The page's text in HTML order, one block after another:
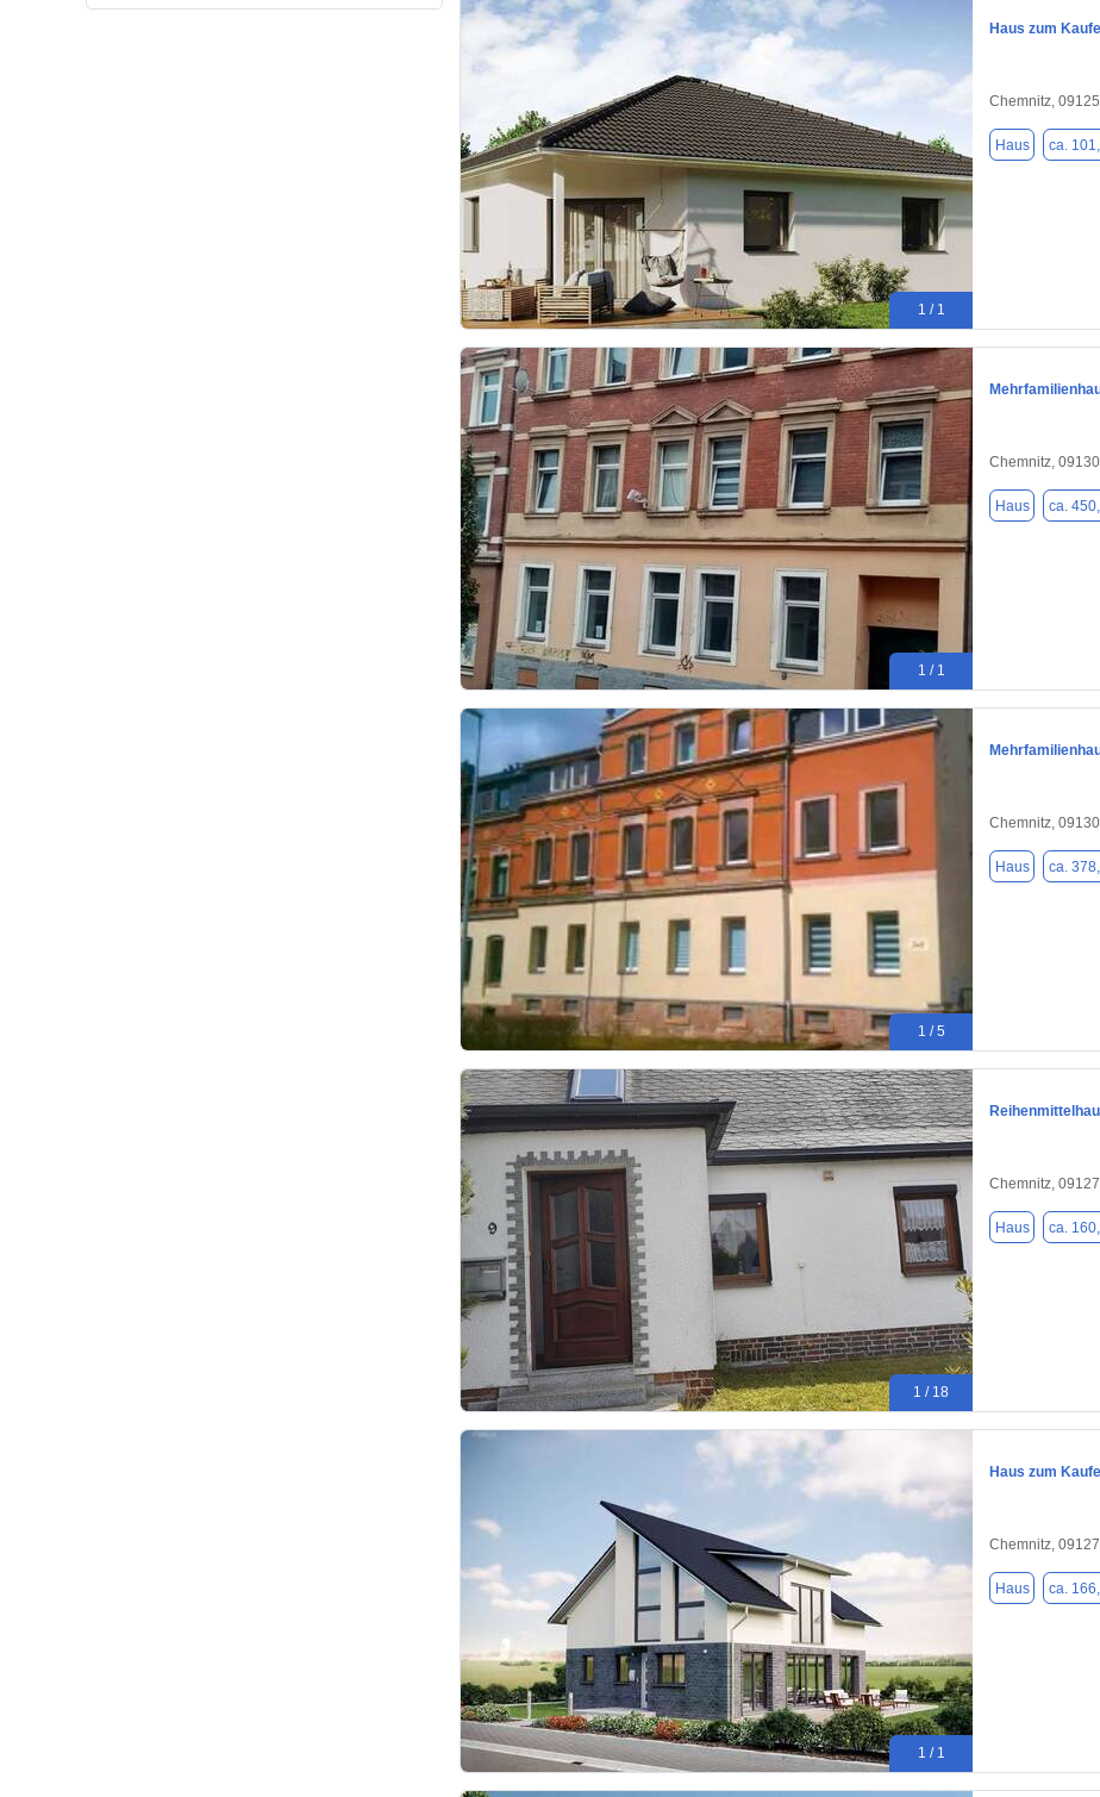
1 / 1
Haus zum
Chemnitz, 09125
Haus ca.
1 / 1
Chemnitz, 09130
Haus ca.
1 / 5
Chemnitz, 09130
Haus ca.
1 / 18
Chemnitz, 09127
Haus ca.
1 / 1
Haus zum
Chemnitz, 09127
Haus ca.